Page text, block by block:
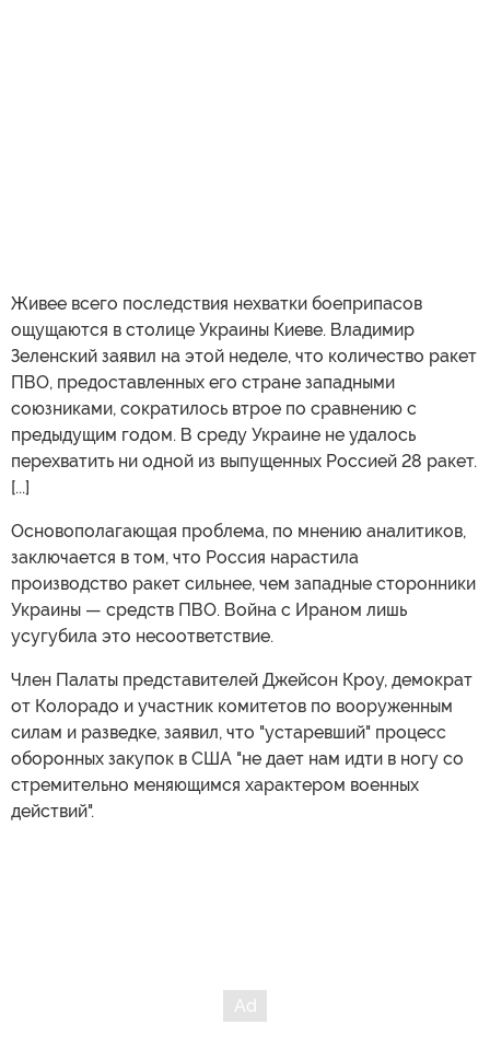
Живее всего последствия нехватки боеприпасов
ощущаются в столице Украины Киеве. Владимир
Зеленский заявил на этой неделе, что количество ракет
ПВО, предоставленных его стране западными
союзниками, сократилось втрое по сравнению с
предыдущим годом. В среду Украине не удалось
перехватить ни одной из выпущенных Россией 28 ракет.
[...]
Основополагающая проблема, по мнению аналитиков,
заключается в том, что Россия нарастила
производство ракет сильнее, чем западные сторонники
Украины — средств ПВО. Война с Ираном лишь
усугубила это несоответствие.
Член Палаты представителей Джейсон Кроу, демократ
от Колорадо и участник комитетов по вооруженным
силам и разведке, заявил, что "устаревший" процесс
оборонных закупок в США "не дает нам идти в ногу со
стремительно меняющимся характером военных
действий".